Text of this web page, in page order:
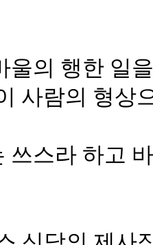
울의 행한 일
사람의 형상
쓰스라 하고